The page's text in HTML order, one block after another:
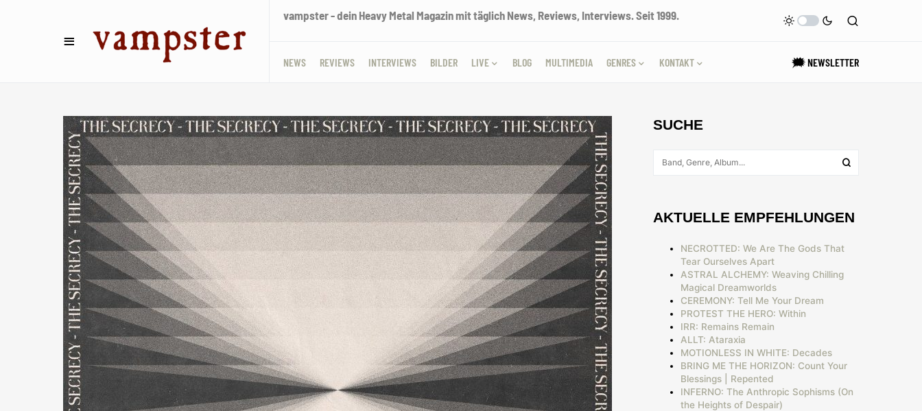
vampster - dein Heavy Metal Magazin mit täglich News, Reviews, Interviews. Seit 1999.
NEWS REVIEWS INTERVIEWS BILDER LIVE BLOG MULTIMEDIA GENRES KONTAKT 🗯 NEWSLETTER
SUCHE
AKTUELLE EMPFEHLUNGEN
NECROTTED: We Are The Gods That
Tear Ourselves Apart
ASTRAL ALCHEMY: Weaving Chilling
Magical Dreamworlds
CEREMONY: Tell Me Your Dream
PROTEST THE HERO: Within
IRR: Remains Remain
ALLT: Ataraxia
MOTIONLESS IN WHITE: Decades
BRING ME THE HORIZON: Count Your
Blessings | Repented
INFERNO: The Anthropic Sophisms (On
the Heights of Despair)